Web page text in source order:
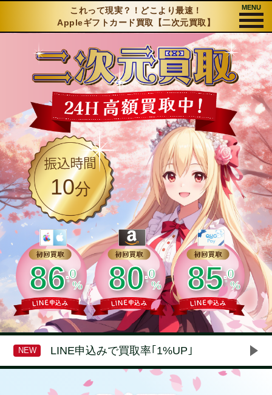
これって現実？！どこより最速！
Appleギフトカード買取【二次元買取】
10分
86.0
% 80.0
% 85.0
%
MENU
NEW LINE申込みで買取率｢1%UP｣